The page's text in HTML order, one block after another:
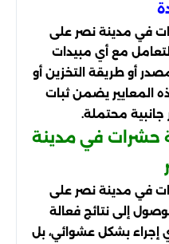
في مدينة نصر على
مع أي مبيدات
أو طريقة التخزين أو
المعايير يضمن ثبات
جانبية محتملة.
حشرات في مدينة
في مدينة نصر على
إلى نتائج فعالة
إجراء بشكل عشوائي، بل